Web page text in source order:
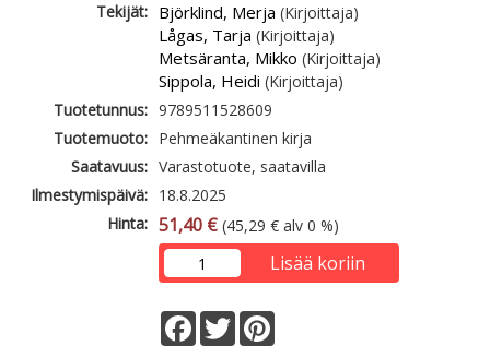
Tekijät: Björklind, Merja (Kirjoittaja)
Lågas, Tarja (Kirjoittaja)
Metsäranta, Mikko (Kirjoittaja)
Sippola, Heidi (Kirjoittaja)
Tuotetunnus: 9789511528609
Tuotemuoto: Pehmeäkantinen kirja
Saatavuus: Varastotuote, saatavilla
Ilmestymispäivä: 18.8.2025
Hinta: 51,40 € (45,29 € alv 0 %)
Lisää koriin
Facebook
Twitter